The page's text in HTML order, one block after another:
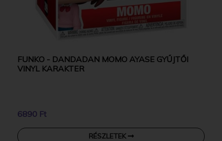
FUNKO - DANDADAN MOMO AYASE GYŰJTŐI
VINYL KARAKTER
6890 Ft
RÉSZLETEK